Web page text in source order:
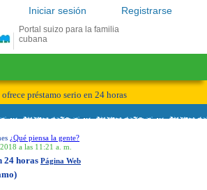
Registrarse
Iniciar sesión
Portal suizo para la familia
cubana
ofrece préstamo serio en 24 horas
¿Qué piensa la gente?
a las 11:21 a. m.
24 horas Página Web